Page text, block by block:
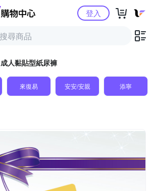
Yahoo購物中心登入
成人黏貼型紙尿褲
來復易 安安/安親 添寧